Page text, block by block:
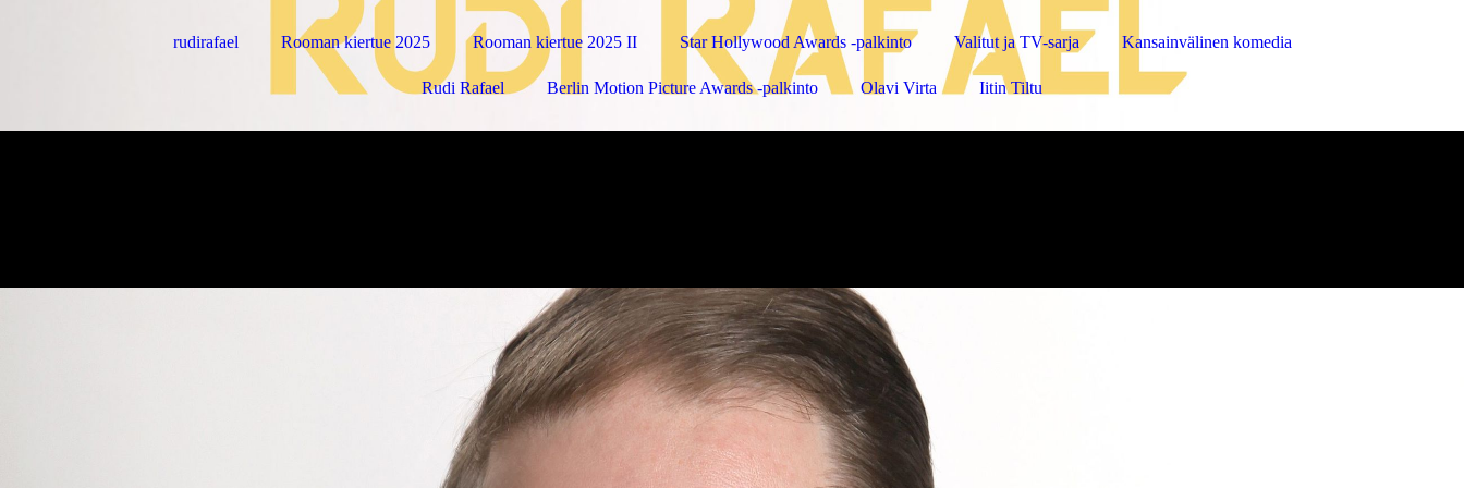
rudirafael Rooman kiertue 2025 Rooman kiertue 2025 II Star Hollywood Awards -palkinto Valitut ja TV-sarja Kansainvälinen komedia
Rudi Rafael Berlin Motion Picture Awards -palkinto Olavi Virta Iitin Tiltu